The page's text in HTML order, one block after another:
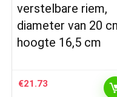
verstelbare riem,
diameter van 20
hoogte 16,5 cm
€21.73